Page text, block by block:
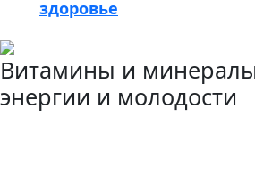
здоровье
Кнопка
Закрыть
Витамины и
энергии и молодости